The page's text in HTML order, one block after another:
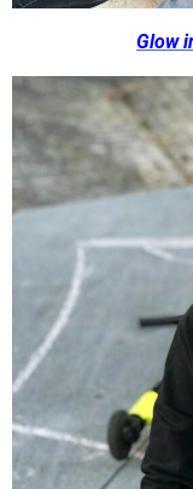
Glow